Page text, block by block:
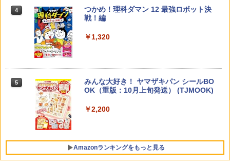
4
「ことばで伝える」ができない子どもた
ち 誰が〈ことばの力〉を育てるのか
￥1,870
5
ゼロからわかる！ みるみる図形に強く
なるマンガ
￥1,430
￥4,046
Amazon Fire HD 10 キッズプロ (10イン
ンツが1年間使い放題
￥26,980
上 KUMON LK-10
￥2,015
4
つかめ！理科ダマン 12 最強ロボット決
戦！編
￥1,320
5
みんな大好き！ ヤマザキパン シールBO
OK（重版：10月上旬発送） (TJMOOK)
￥2,200
Amazonランキングをもっと見る